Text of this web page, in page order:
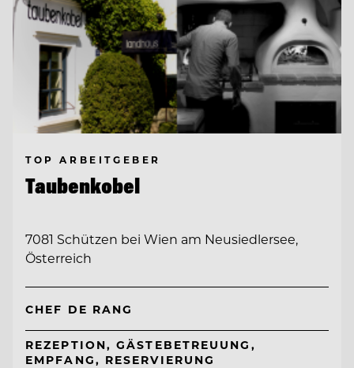
TOP ARBEITGEBER
Taubenkobel
7081 Schützen bei Wien am Neusiedlersee,
Österreich
CHEF DE RANG
REZEPTION, GÄSTEBETREUUNG,
EMPFANG, RESERVIERUNG